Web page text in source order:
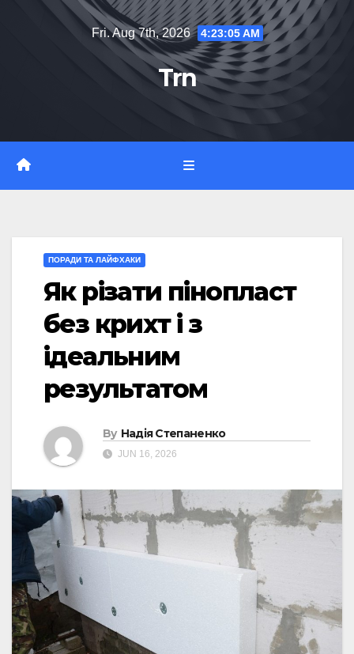
Fri. Aug 7th, 2026 4:23:06 AM
Trn
ПОРАДИ ТА ЛАЙФХАКИ
Як різати пінопласт
без крихт і з
ідеальним
результатом
By Надія Степаненко
JUN 16, 2026